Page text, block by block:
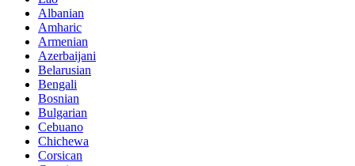
Albanian
Amharic
Armenian
Azerbaijani
Belarusian
Bengali
Bosnian
Bulgarian
Cebuano
Chichewa
Corsican